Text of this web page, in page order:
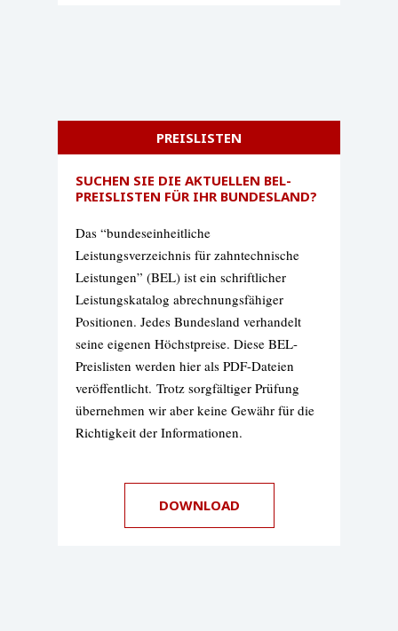
PREISLISTEN
SUCHEN SIE DIE AKTUELLEN BEL-
PREISLISTEN FÜR IHR BUNDESLAND?
Das “bundeseinheitliche
Leistungsverzeichnis für zahntechnische
Leistungen” (BEL) ist ein schriftlicher
Leistungskatalog abrechnungsfähiger
Positionen. Jedes Bundesland verhandelt
seine eigenen Höchstpreise. Diese BEL-
Preislisten werden hier als PDF-Dateien
veröffentlicht. Trotz sorgfältiger Prüfung
übernehmen wir aber keine Gewähr für die
Richtigkeit der Informationen.
DOWNLOAD